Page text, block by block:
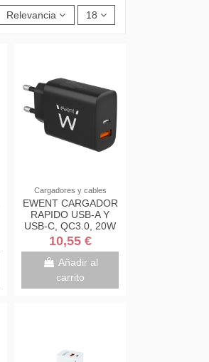
Relevancia 18
Cargadores y cables
EWENT CARGADOR
RAPIDO USB-A Y
USB-C, QC3.0, 20W
10,55 €
Añadir al
carrito